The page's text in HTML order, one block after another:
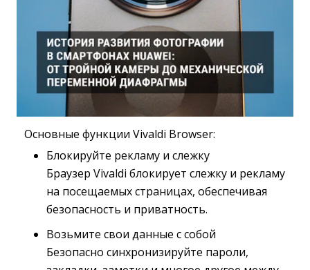
Основные функции Vivaldi Browser:
Блокируйте рекламу и слежку
Браузер Vivaldi блокирует слежку и рекламу
на посещаемых страницах, обеспечивая
безопасность и приватность.
Возьмите свои данные с собой
Безопасно синхронизируйте пароли,